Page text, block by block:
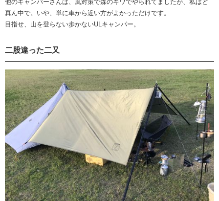
他のキャンパーさんは、風対策で森のキワでやられてましたが、私はど
真ん中で。いや、単に車から近い方がよかっただけです。
目指せ、山を登らない歩かないULキャンパー。
二股違った二又